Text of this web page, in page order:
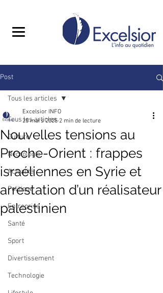
Post
Tous les articles
Culture
Nécrologie
Actualité
Politique
Entreprise
Santé
Sport
Divertissement
Technologie
Tous les articles
Nouvelles tensions au
Proche-Orient : frappes
israéliennes en Syrie et
arrestation d’un réalisateur
palestinien
Excelsior INFO
25 mars 2025 2 min de lecture